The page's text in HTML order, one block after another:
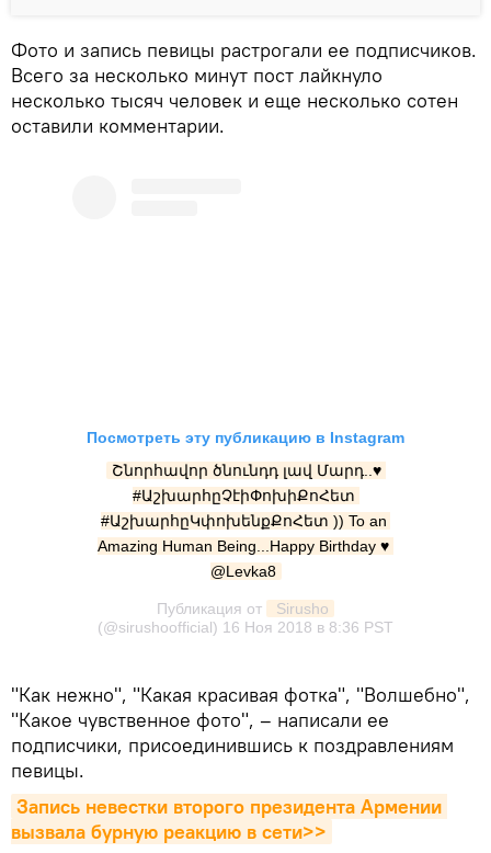
Фото и запись певицы растрогали ее подписчиков.
Всего за несколько минут пост лайкнуло
несколько тысяч человек и еще несколько сотен
оставили комментарии.
Посмотреть эту публикацию в Instagram
Շնորհավոր ծնունդդ լավ Մարդ..♥️
#ԱշխարհըՉէիՓոխիՔոՀետ
#ԱշխարհըԿփոխենքՔոՀետ )) To an
Amazing Human Being...Happy Birthday ♥️
@Levka8
Публикация от
Sirusho
(@sirushoofficial) 16 Ноя 2018 в 8:36 PST
"Как нежно", "Какая красивая фотка", "Волшебно",
"Какое чувственное фото", – написали ее
подписчики, присоединившись к поздравлениям
певицы.
Запись невестки второго президента Армении
вызвала бурную реакцию в сети>>